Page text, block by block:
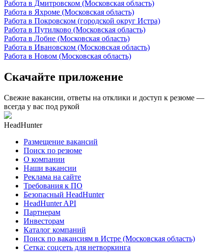
Работа в Дмитровском (Московская область)
Работа в Яхроме (Московская область)
Работа в Покровском (городской округ Истра)
Работа в Путилково (Московская область)
Работа в Лобне (Московская область)
Работа в Ивановском (Московская область)
Работа в Новом (Московская область)
Скачайте приложение
Свежие вакансии, ответы на отклики и доступ к резюме —
всегда у вас под рукой
HeadHunter
Размещение вакансий
Поиск по резюме
О компании
Наши вакансии
Реклама на сайте
Требования к ПО
Безопасный HeadHunter
HeadHunter API
Партнерам
Инвесторам
Каталог компаний
Поиск по вакансиям в Истре (Московская область)
Сетка: соцсеть для нетворкинга